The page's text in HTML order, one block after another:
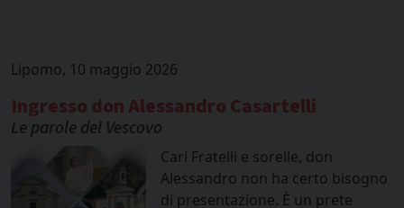
Lipomo, 10 maggio 2026
Ingresso don Alessandro Casartelli
Le parole del Vescovo
Cari Fratelli e sorelle, don
Alessandro non ha certo bisogno
di presentazione. È un prete